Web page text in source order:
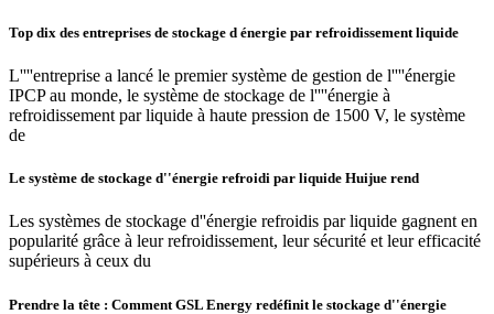
Top dix des entreprises de stockage d énergie par refroidissement liquide
L''''entreprise a lancé le premier système de gestion de l''''énergie
IPCP au monde, le système de stockage de l''''énergie à
refroidissement par liquide à haute pression de 1500 V, le système
de
Le système de stockage d''énergie refroidi par liquide Huijue rend
Les systèmes de stockage d''énergie refroidis par liquide gagnent en
popularité grâce à leur refroidissement, leur sécurité et leur efficacité
supérieurs à ceux du
Prendre la tête : Comment GSL Energy redéfinit le stockage d''énergie